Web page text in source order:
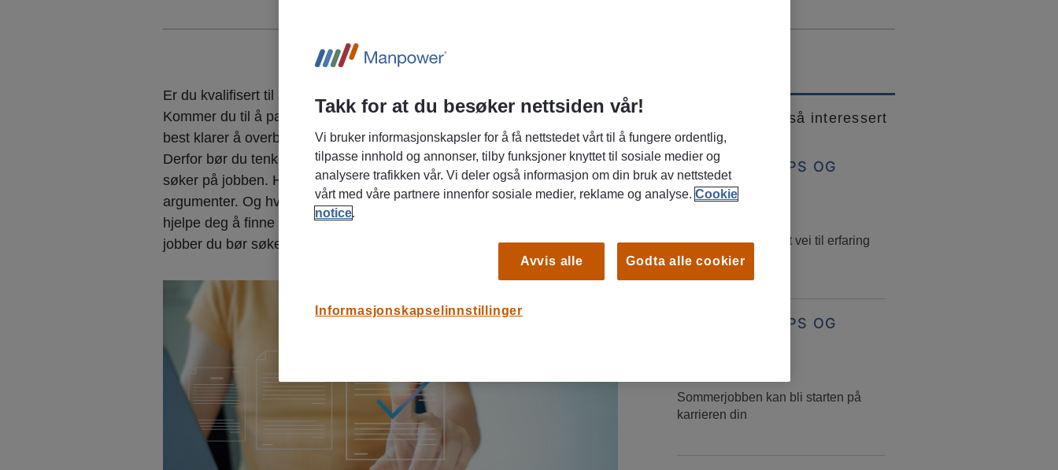
Er du kvalifisert til å gjøre jobben? Er du motivert til å gjøre jobben?
Kommer du til å passe inn i teamet? Den som får jobben, er den som
best klarer å overbevise om at svaret på alle tre spørsmålene er ja.
Derfor bør du tenke nøye og ærlig gjennom hvert av spørsmålene før du
søker på jobben. Hvis du mener svaret er ja, kan det hjelpe deg å finne
argumenter. Og hvis du får avslag etter avslag, kan disse spørsmålene
hjelpe deg å finne ut hvordan du kan bli en bedre kandidat, eller hvilke
jobber du bør søke på istedet.
Du er kanskje også interessert
i
JOBBSØKERTIPS OG
KARRIERERÅD
Vikarjobb – en smart vei til erfaring
og jobbmuligheter
JOBBSØKERTIPS OG
Sommerjobben kan bli starten på
karrieren din
Takk for at du besøker nettsiden vår!
Vi bruker informasjonskapsler for å få nettstedet vårt til å fungere ordentlig,
tilpasse innhold og annonser, tilby funksjoner knyttet til sosiale medier og
analysere trafikken vår. Vi deler også informasjon om din bruk av nettstedet
vårt med våre partnere innenfor sosiale medier, reklame og analyse.Cookie
notice.
Informasjonskapselinnstillinger
Avvis alle Godta alle cookier